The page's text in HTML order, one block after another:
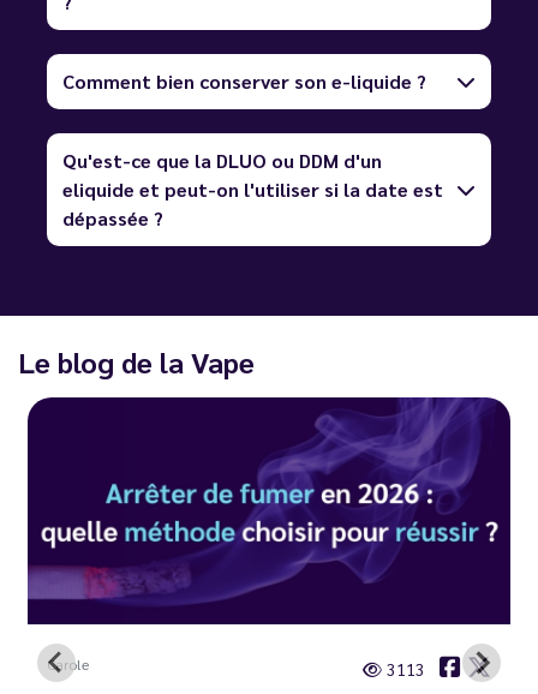
Comment bien conserver son e-liquide ?
Qu'est-ce que la DLUO ou DDM d'un
eliquide et peut-on l'utiliser si la date est
dépassée ?
Le blog de la Vape
Carole 3113